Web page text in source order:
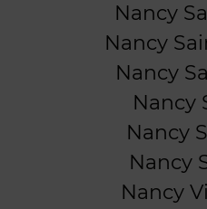
Nancy
Nancy
Nancy
Nancy
Nancy
Nancy
Nancy